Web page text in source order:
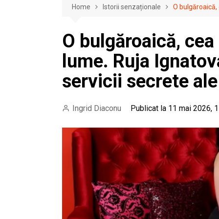
Home Istorii senzaționale O
O bulgăroaică,
lume. Ruja
servicii secrete
Ingrid Diaconu Publicat la 11 mai 2026,